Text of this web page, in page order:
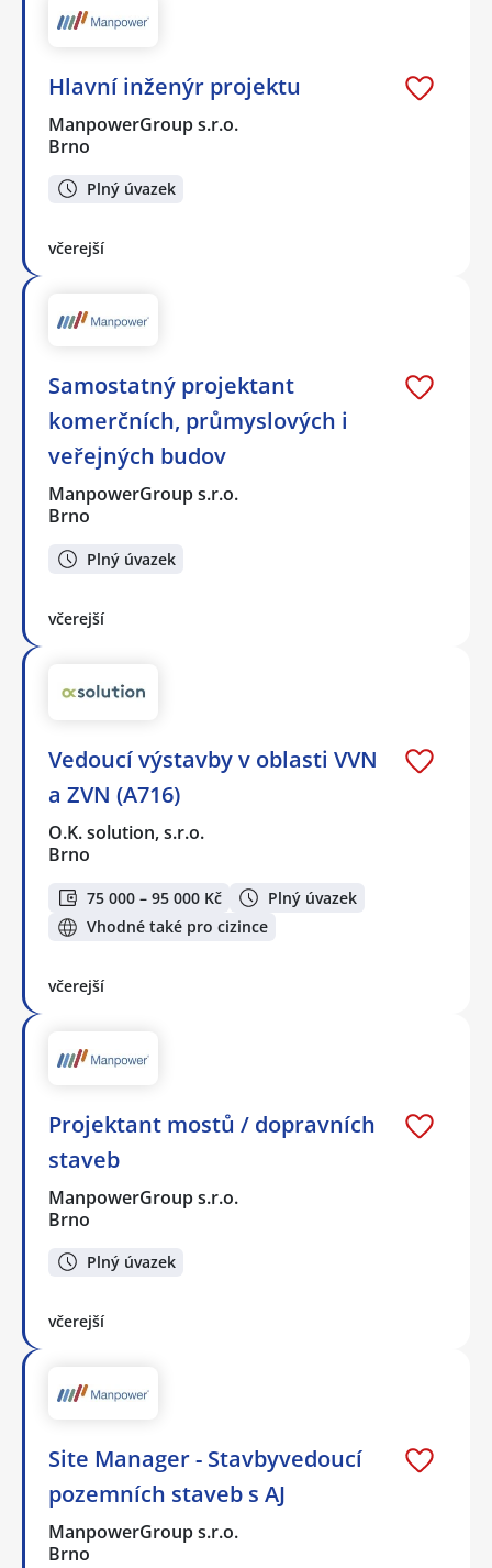
Hlavní inženýr projektu
ManpowerGroup s.r.o.
Brno
Plný úvazek
včerejší
Samostatný projektant
komerčních, průmyslových i
veřejných budov
ManpowerGroup s.r.o.
Brno
Plný úvazek
včerejší
Vedoucí výstavby v oblasti VVN
a ZVN (A716)
O.K. solution, s.r.o.
Brno
75 000 – 95 000 Kč
Plný úvazek
Vhodné také pro cizince
včerejší
Projektant mostů / dopravních
staveb
ManpowerGroup s.r.o.
Brno
Plný úvazek
včerejší
Site Manager - Stavbyvedoucí
pozemních staveb s AJ
ManpowerGroup s.r.o.
Brno